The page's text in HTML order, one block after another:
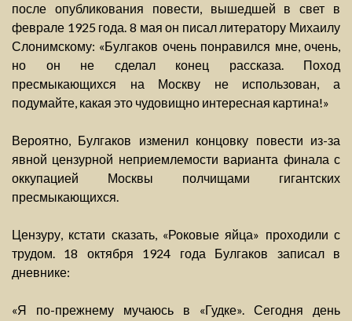
после опубликования повести, вышедшей в свет в
феврале 1925 года. 8 мая он писал литератору Михаилу
Слонимскому: «Булгаков очень понравился мне, очень,
но он не сделал конец рассказа. Поход
пресмыкающихся на Москву не использован, а
подумайте, какая это чудовищно интересная картина!»
Вероятно, Булгаков изменил концовку повести из-за
явной цензурной неприемлемости варианта финала с
оккупацией Москвы полчищами гигантских
пресмыкающихся.
Цензуру, кстати сказать, «Роковые яйца» проходили с
трудом. 18 октября 1924 года Булгаков записал в
дневнике:
«Я по-прежнему мучаюсь в «Гудке». Сегодня день